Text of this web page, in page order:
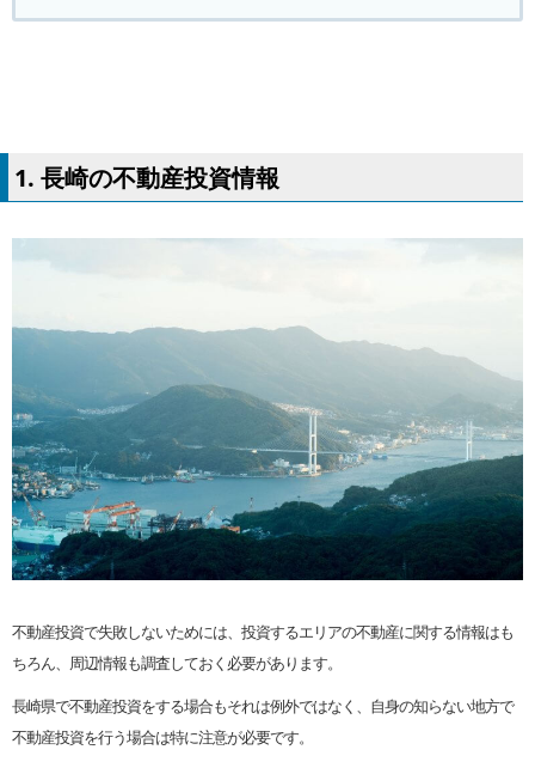
1. 長崎の不動産投資情報
不動産投資で失敗しないためには、投資するエリアの不動産に関する情報はも
ちろん、周辺情報も調査しておく必要があります。
長崎県で不動産投資をする場合もそれは例外ではなく、自身の知らない地方で
不動産投資を行う場合は特に注意が必要です。